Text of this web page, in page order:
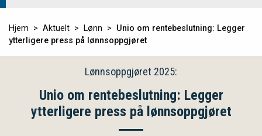
Hjem Aktuelt Lønn
Unio om rentebeslutning: Legger
ytterligere press på lønnsoppgjøret
Lønnsoppgjøret 2025:
Unio om rentebeslutning: Legger
ytterligere press på lønnsoppgjøret